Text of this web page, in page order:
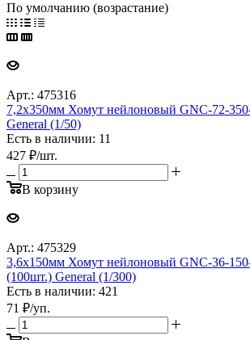
По умолчанию (возрастание)
Арт.: 475316
7,2х350мм Хомут нейлоновый GNC-72-
General (1/50)
Есть в наличии: 11
427 ₽/шт.
В корзину
Арт.: 475329
3,6х150мм Хомут нейлоновый GNC-36-
(100шт.) General (1/300)
Есть в наличии: 421
71 ₽/уп.